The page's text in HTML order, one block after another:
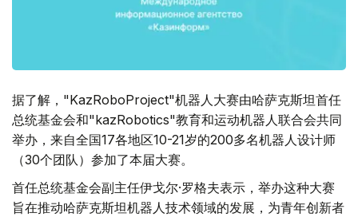
据了解，"KazRoboProject"机器人大赛由哈萨克斯坦首任
总统基金会和"kazRobotics"教育和运动机器人联合会共同
举办，来自全国17各地区10-21岁的200多名机器人设计师
（30个团队）参加了本届大赛。
首任总统基金会副主任伊戈尔·罗格夫表示，举办这种大赛
旨在推动哈萨克斯坦机器人技术领域的发展，为青年创新者